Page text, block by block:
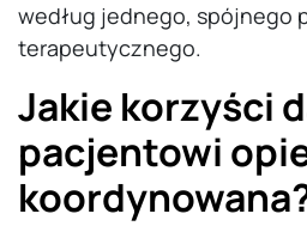
według jednego, spójnego
terapeutycznego.
Jakie korzyści
pacjentowi